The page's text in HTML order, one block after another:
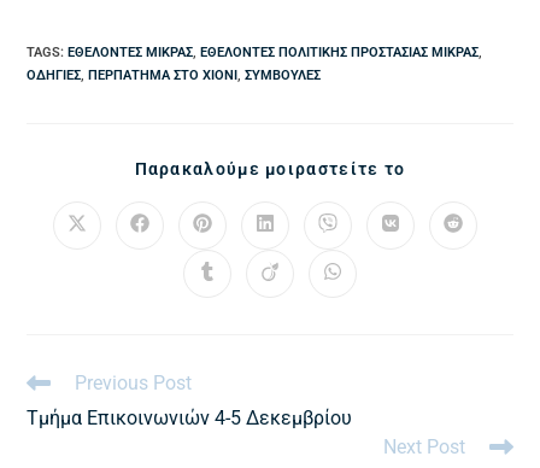
TAGS:ΕΘΕΛΟΝΤΈΣ ΜΊΚΡΑΣ, ΕΘΕΛΟΝΤΈΣ ΠΟΛΙΤΙΚΉΣ ΠΡΟΣΤΑΣΊΑΣ ΜΊΚΡΑΣ,
ΟΔΗΓΊΕΣ, ΠΕΡΠΆΤΗΜΑ ΣΤΟ ΧΙΌΝΙ, ΣΥΜΒΟΥΛΈΣ
Παρακαλούμε μοιραστείτε το
Previous Post
Τμήμα Επικοινωνιών 4-5 Δεκεμβρίου
Next Post